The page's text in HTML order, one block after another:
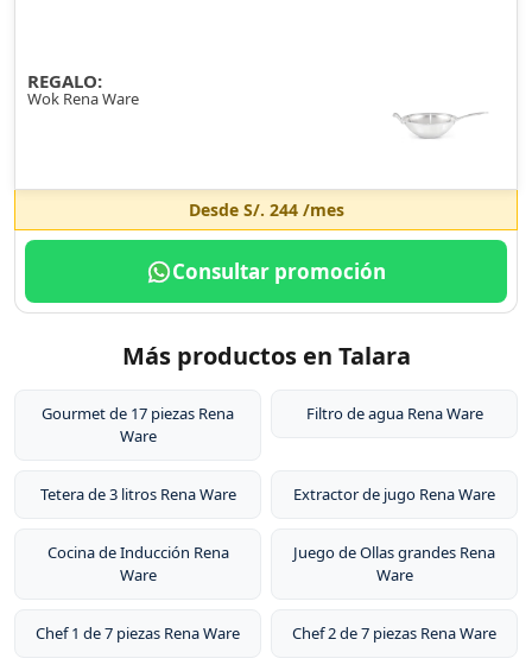
REGALO:
Wok Rena Ware
Desde S/. 244/mes
Consultar promoción
Más productos en Talara
Gourmet de 17 piezas Rena
Ware
Filtro de agua Rena Ware
Tetera de 3 litros Rena Ware Extractor de jugo Rena Ware
Cocina de Inducción Rena
Ware
Juego de Ollas grandes Rena
Ware
Chef 1 de 7 piezas Rena Ware Chef 2 de 7 piezas Rena Ware